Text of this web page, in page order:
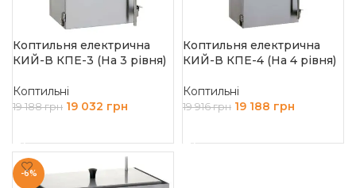
Коптильня електрична
КИЙ-В КПЕ-3 (На 3 рівня)
Коптильні
19 188грн 19 032 грн
Коптильня електрична
КИЙ-В КПЕ-4 (На 4 рівня)
Коптильні
19 916грн 19 188 грн
-6%